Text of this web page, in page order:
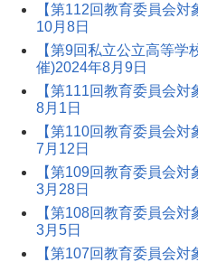
【第112回教育委員会
10月8日
【第9回私立公立高等学
催)2024年8月9日
【第111回教育委員会
8月1日
【第110回教育委員会
7月12日
【第109回教育委員会
3月28日
【第108回教育委員会
3月5日
【第107回教育委員会